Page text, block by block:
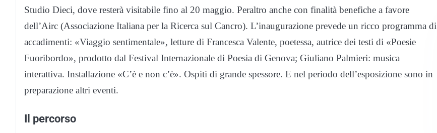
Studio Dieci, dove resterà visitabile fino al 20 maggio. Peraltro anche con finalità benefiche a favore
dell’Airc (Associazione Italiana per la Ricerca sul Cancro). L’inaugurazione prevede un ricco programma di
accadimenti: «Viaggio sentimentale», letture di Francesca Valente, poetessa, autrice dei testi di «Poesie
Fuoribordo», prodotto dal Festival Internazionale di Poesia di Genova; Giuliano Palmieri: musica
interattiva. Installazione «C’è e non c’è». Ospiti di grande spessore. E nel periodo dell’esposizione sono in
preparazione altri eventi.
Il percorso